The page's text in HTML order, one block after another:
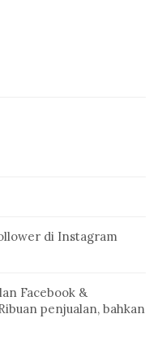
di Instagram
Facebook &
penjualan, bahkan